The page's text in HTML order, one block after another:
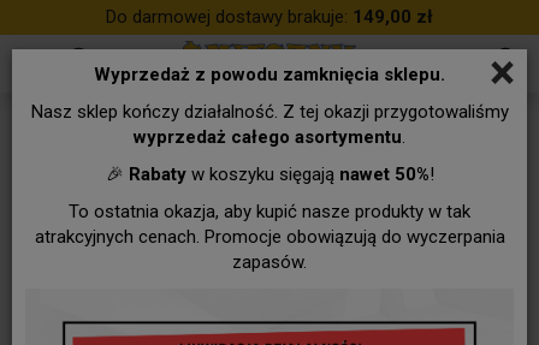
×
Wyprzedaż z powodu zamknięcia sklepu.
Nasz sklep kończy działalność. Z tej okazji przygotowaliśmy
wyprzedaż całego asortymentu.
🎉 Rabatyw koszyku sięgają nawet 50%!
To ostatnia okazja, aby kupić nasze produkty w tak
atrakcyjnych cenach. Promocje obowiązują do wyczerpania
zapasów.
Do darmowej dostawy brakuje: 149,00 zł